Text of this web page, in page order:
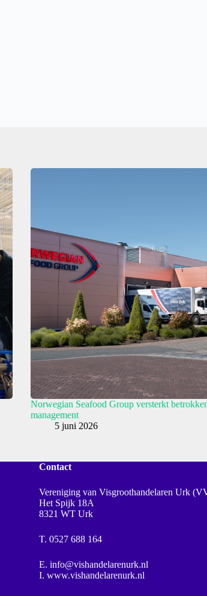
Norwegian Seafood Group versterkt
management
5 juni 2026
Contact
Vereniging van Visgroothandelaren Urk
Het Spijk 18A
8321 WT Urk
T. 0527 688 164
E. info@vishandelarenurk.nl
I. www.vishandelarenurk.nl